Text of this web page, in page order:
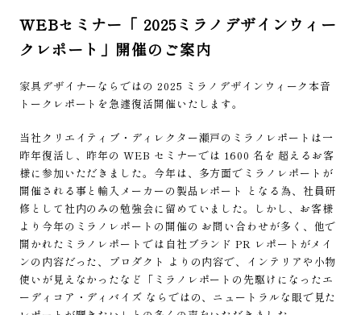
WEBセミナー「 2025ミラノデザインウィー
クレポート」開催のご案内
家具デザイナーならではの 2025 ミラノデザインウィーク本音
トークレポートを急遽復活開催いたします。
当社クリエイティブ・ディレクター瀬戸のミラノレポートは一
昨年復活し、昨年の WEB セミナーでは 1600 名を 超えるお客
様に参加いただきました。今年は、多方面でミラノレポートが
開催される事と輸入メーカーの製品レポート となる為、社員研
修として社内のみの勉強会に留めていました。しかし、お客様
より今年のミラノレポートの開催の お問い合わせが多く、他で
開かれたミラノレポートでは自社ブランド PR レポートがメイ
ンの内容だった、プロダクト よりの内容で、インテリアや小物
使いが見えなかったなど「ミラノレポートの先駆けになったエ
ーディコア・ディバイズ ならではの、ニュートラルな眼で見た